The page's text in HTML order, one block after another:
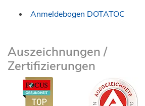
Anmeldebogen DOTATOC
Auszeichnungen /
Zertifizierungen